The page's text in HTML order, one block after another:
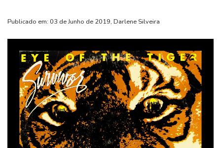
Publicado em: 03 de Junho de 2019, Darlene Silveira